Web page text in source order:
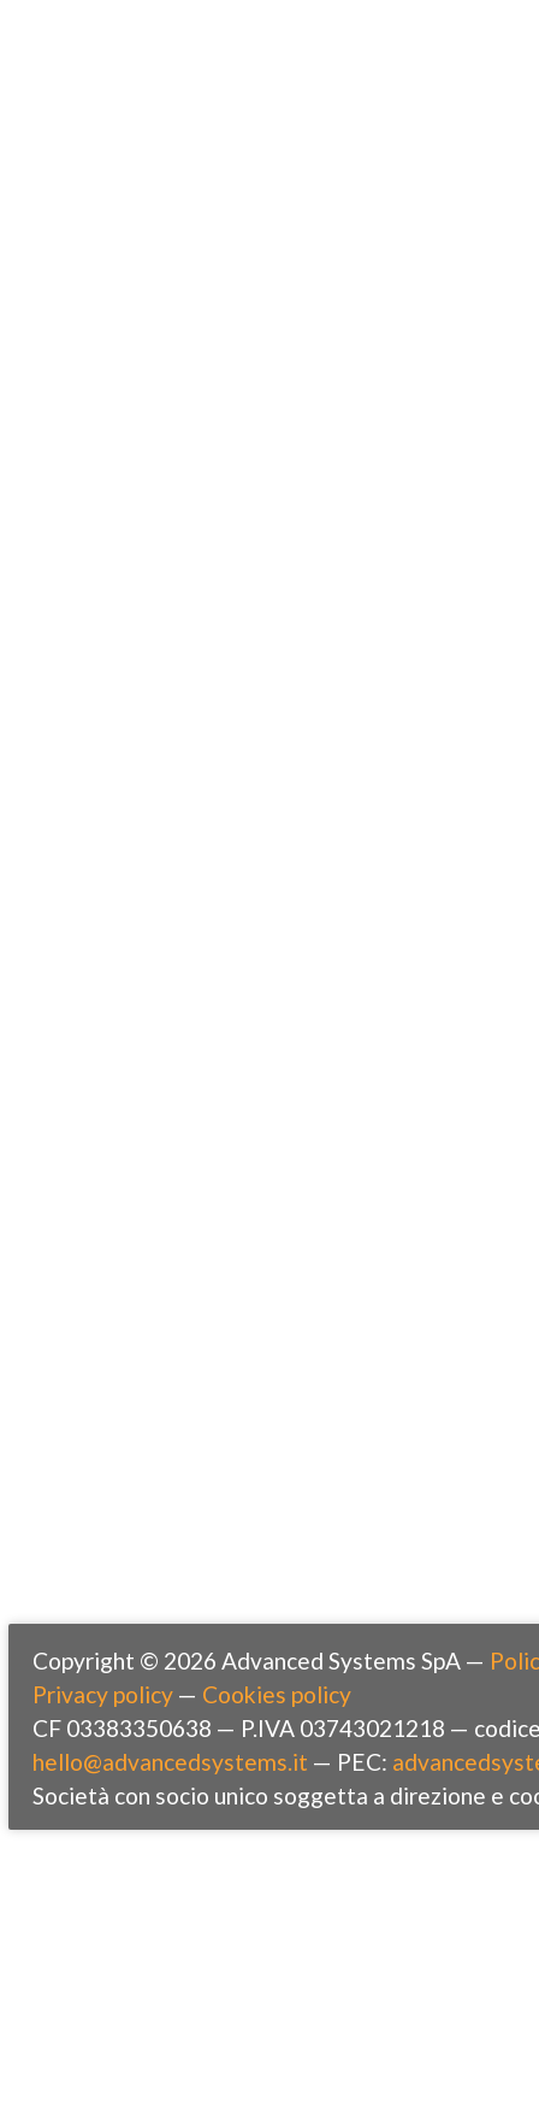
Copyright © 2026 Advanced Systems SpA —
Privacy policy — Cookies policy
CF 03383350638 — P.IVA 03743021218 —
hello@advancedsystems.it — PEC:
Società con socio unico soggetta a direzione e